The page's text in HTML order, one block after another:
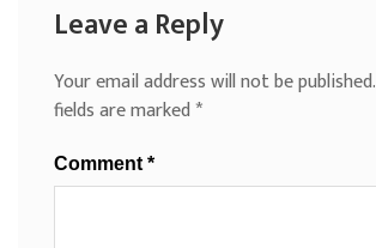
Leave a Reply
Your email address will not be published.
fields are marked*
Comment *